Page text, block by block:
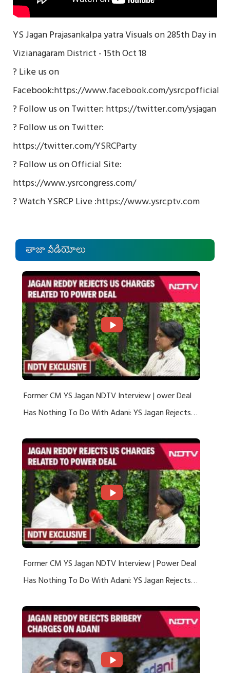
YS Jagan Prajasankalpa yatra Visuals on 285th Day in
Vizianagaram District - 15th Oct 18
? Like us on
Facebook:https://www.facebook.com/ysrcpofficial
? Follow us on Twitter:https://twitter.com/ysjagan
? Follow us on Twitter:
https://twitter.com/YSRCParty
? Follow us on Official Site:
https://www.ysrcongress.com/
? Watch YSRCP Live :https://www.ysrcptv.com
తాజా వీడియోలు
Former CM YS Jagan NDTV Interview | ower Deal
Has Nothing To Do With Adani: YS Jagan Rejects
Former CM YS Jagan NDTV Interview | Power Deal
Has Nothing To Do With Adani: YS Jagan Rejects